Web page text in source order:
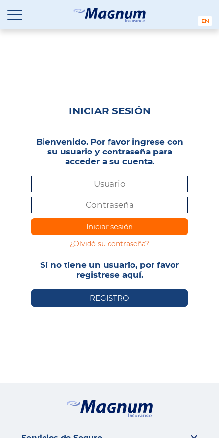
Saltar
Magnum Insurance Cabinet
Affordable Car Insurance Chicago Illinois
INICIAR SESIÓN
Bienvenido. Por favor ingrese con
su usuario y contraseña para
acceder a su cuenta.
Iniciar sesión
¿Olvidó su contraseña?
Si no tiene un usuario, por favor
registrese aquí.
REGISTRO